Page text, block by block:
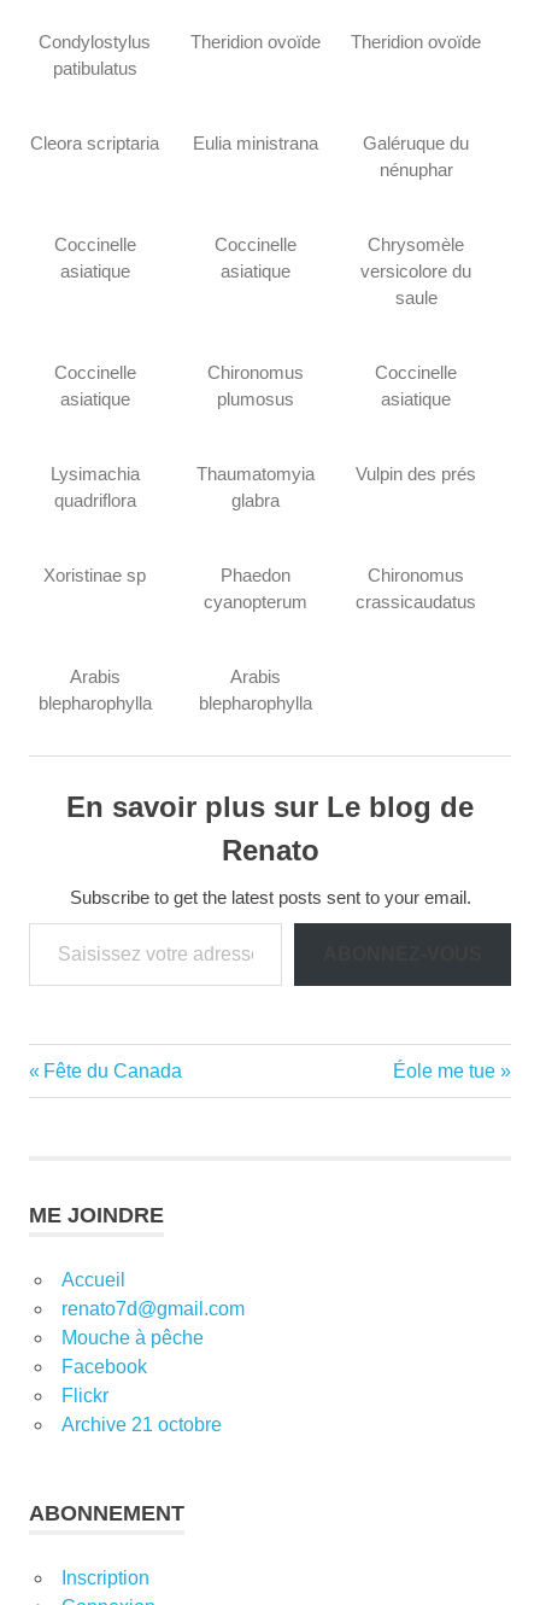
Condylostylus
patibulatus
Theridion ovoïde Theridion ovoïde
Cleora scriptaria Eulia ministrana
Galéruque du
nénuphar
Coccinelle
asiatique
Coccinelle
asiatique
Chrysomèle
versicolore du
saule
Coccinelle
asiatique
Chironomus
plumosus
Coccinelle
asiatique
Lysimachia
quadriflora
Thaumatomyia
glabra
Vulpin des prés
Xoristinae sp
Phaedon
cyanopterum
Chironomus
crassicaudatus
Arabis
blepharophylla
Arabis
blepharophylla
En savoir plus sur Le blog de
Renato
Subscribe to get the latest posts sent to your email.
Saisissez votre adresse e-mail…
Navigation
Previous
Post:
Fête du Canada
Next
Post:
Éole me tue
ME JOINDRE
Accueil
renato7d@gmail.com
Mouche à pêche
Facebook
Flickr
Archive 21 octobre
ABONNEMENT
Inscription